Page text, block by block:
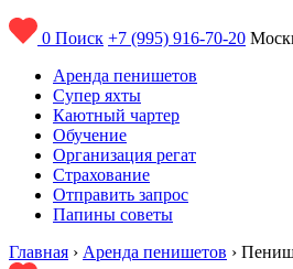
0 Поиск +7 (995) 916-70-20
Аренда пенишетов
Супер яхты
Каютный чартер
Обучение
Организация регат
Страхование
Отправить запрос
Папины советы
Главная › Аренда пенишетов ›